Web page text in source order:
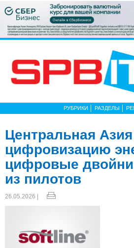
РУБРИКИ РАЗДЕЛЫ
Центральная Азия
цифровизацию
цифровые
из пилотов
26.05.2026 |